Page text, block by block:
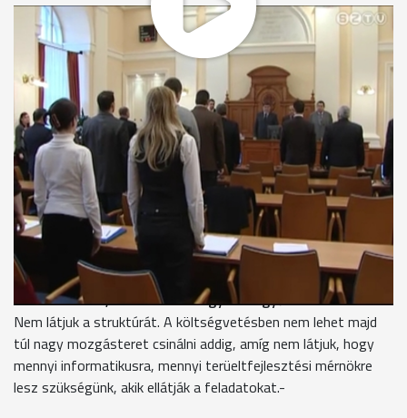
A közgyűlés első percében a nemrég elhunyt Gyömörey
Károlyra, képviselőre emlékeztek a jelenlévők. Majd dr.
Cholnoky Péter, nyugalmazott osztályvezető főorvos
Battyhány Lajos Vas Megyéért Életmű-díjat vehetett át. A
napirendek között a képviselők a megyei önkormányzatok és
feladataik átalakításáról kérdezték Kovács Ferencet. Egyelőre
ugyanis nincs 2012-re vonatkozóan költségvetési
koncepciója sem a megyének, nem lehet tudni, hogyan, milyen
intézményekkel, létszámban működik majd a megye. Kovács
Ferenc válaszában utalt arra, hogy egyelőre a kormányra
várnak, hogy a költségvetésből kiderüljön, mennyi pénzt
kapnak a megyék.
Kovács Ferenc, elnök - Vas Megyei Közgyűlés
Nem látjuk a struktúrát. A költségvetésben nem lehet majd
túl nagy mozgásteret csinálni addig, amíg nem látjuk, hogy
mennyi informatikusra, mennyi terüeltfejlesztési mérnökre
lesz szükségünk, akik ellátják a feladatokat.-